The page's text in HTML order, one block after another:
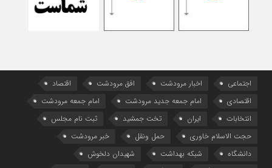
اجتماعی اخبار مرودشت افق مرودشت
اقتصاد
اقتصادی
امام جمعه جدید مرودشت
امام جمعه مرودشت
انتخابات
ایران تخت جمشید
ثبت نام مجلس
حجت الاسلام خاوری
حمل ونقل
خبر مرودشت
دانشگاه
شبکه بهداشت
شهیدان دلخوش